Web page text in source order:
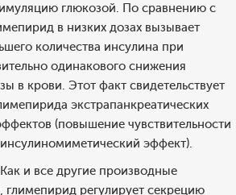
глюкозой. По сравнению с
в низких дозах вызывает
количества инсулина при
одинакового снижения
в крови. Этот факт свидетельствует
экстрапанкреатических
(повышение чувствительности
эффект).
и все другие производные
регулирует секрецию